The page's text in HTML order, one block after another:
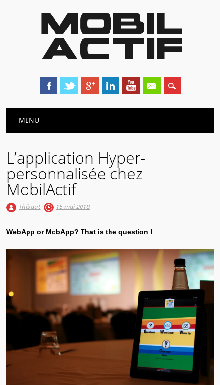
Main menu
MENU
L’application Hyper-
personnalisée chez
MobilActif
Thibaut 15 mai 2018
WebApp or MobApp? That is the question !